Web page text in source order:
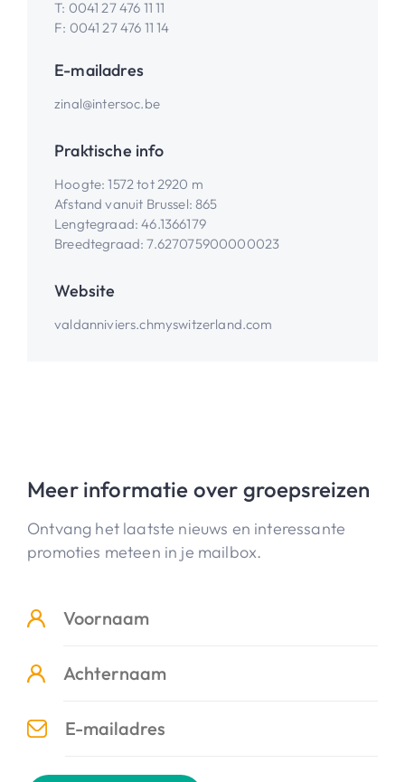
T: 0041 27 476 11 11
F: 0041 27 476 11 14
E-mailadres
zinal@intersoc.be
Praktische info
Hoogte:1572 tot 2920 m
Afstand vanuit Brussel:865
Lengtegraad:46.1366179
Breedtegraad:7.627075900000023
Website
valdanniviers.chmyswitzerland.com
Meer informatie over groepsreizen
Ontvang het laatste nieuws en interessante
promoties meteen in je mailbox.